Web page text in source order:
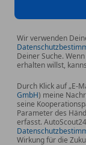
Wir verwenden
Deiner Suche.
erhalten willst,
Durch Klick auf „E-
GmbH) meine
seine
Parameter des
erfasst.
Wirkung für die